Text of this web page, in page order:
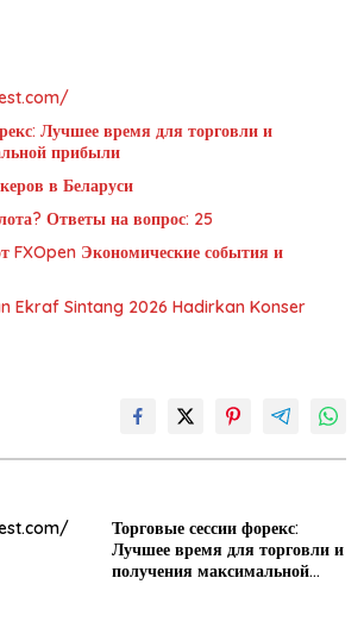
Лучшее время для торговли и
прибыли
в Беларуси
Ответы на вопрос: 25
FXOpen Экономические события и
Ekraf Sintang 2026 Hadirkan Konser
Торговые сессии форекс:
Лучшее время для торговли и
получения максимальной